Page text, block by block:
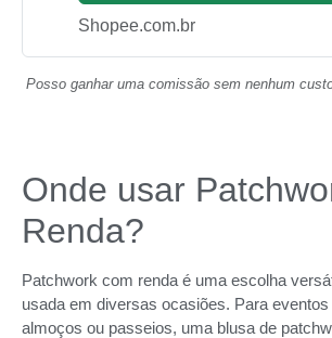
Shopee.com.br
Posso ganhar uma comissão sem nenhum
Onde usar
Renda?
Patchwork com renda é uma escolha
usada em diversas ocasiões. Para
almoços ou passeios, uma blusa de